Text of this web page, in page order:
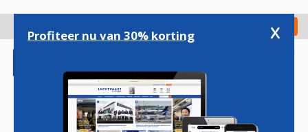
gaan
Check in
Profiteer nu van 30% korting x